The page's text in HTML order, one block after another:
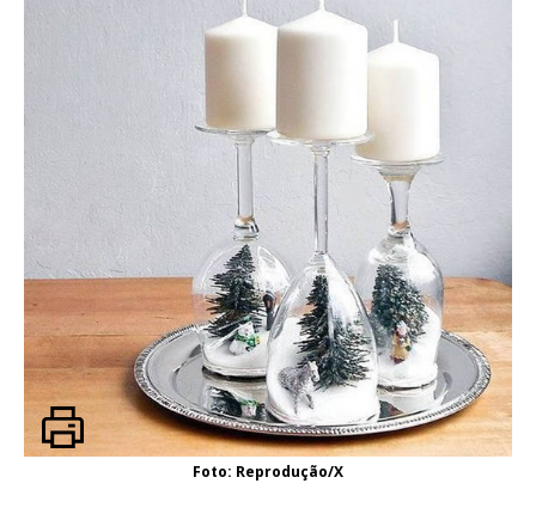
Foto: Reprodução/X